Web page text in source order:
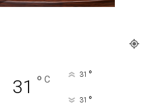
31 ° C 31 °
31 °